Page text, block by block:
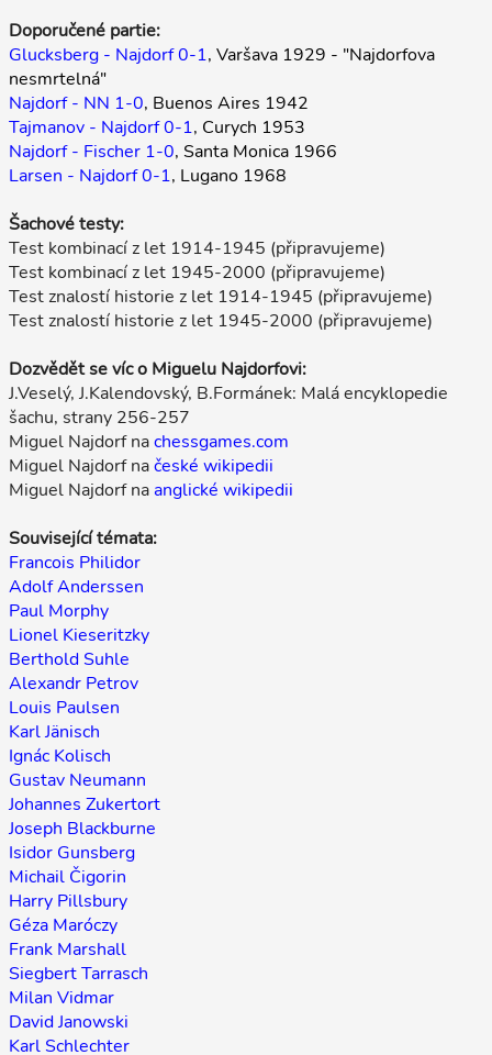
Doporučené partie:
Glucksberg - Najdorf 0-1, Varšava 1929 - "Najdorfova
nesmrtelná"
Najdorf - NN 1-0, Buenos Aires 1942
Tajmanov - Najdorf 0-1, Curych 1953
Najdorf - Fischer 1-0, Santa Monica 1966
Larsen - Najdorf 0-1, Lugano 1968
Šachové testy:
Test kombinací z let 1914-1945 (připravujeme)
Test kombinací z let 1945-2000 (připravujeme)
Test znalostí historie z let 1914-1945 (připravujeme)
Test znalostí historie z let 1945-2000 (připravujeme)
Dozvědět se víc o Miguelu Najdorfovi:
J.Veselý, J.Kalendovský, B.Formánek: Malá encyklopedie
šachu, strany 256-257
Miguel Najdorf nachessgames.com
Miguel Najdorf načeské wikipedii
Miguel Najdorf naanglické wikipedii
Související témata:
Francois Philidor
Adolf Anderssen
Paul Morphy
Lionel Kieseritzky
Berthold Suhle
Alexandr Petrov
Louis Paulsen
Karl Jänisch
Ignác Kolisch
Gustav Neumann
Johannes Zukertort
Joseph Blackburne
Isidor Gunsberg
Michail Čigorin
Harry Pillsbury
Géza Maróczy
Frank Marshall
Siegbert Tarrasch
Milan Vidmar
David Janowski
Karl Schlechter